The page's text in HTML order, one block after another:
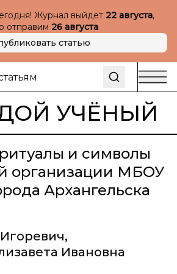
Журнал выйдет 22 августа,
отправим 26 августа
статью
УЧЁНЫЙ
и символы
организации МБОУ
Архангельска
,
Ивановна